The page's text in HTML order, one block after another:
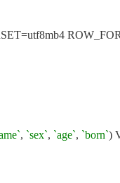
, `sex`, `age`, `born`)